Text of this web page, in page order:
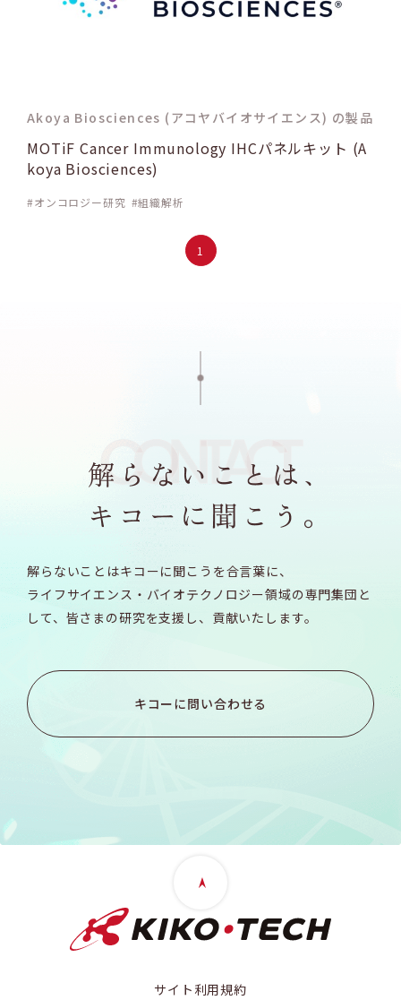
Akoya Biosciences (アコヤバイオサイエンス) の製品
MOTiF Cancer Immunology IHCパネルキット (A
koya Biosciences)
オンコロジー研究 組織解析
1
解らないことはキコーに聞こうを合言葉に、
ライフサイエンス・バイオテクノロジー領域の専門集団と
して、 皆さまの研究を支援し、貢献いたします。
キコーに問い合わせる
サイト利用規約